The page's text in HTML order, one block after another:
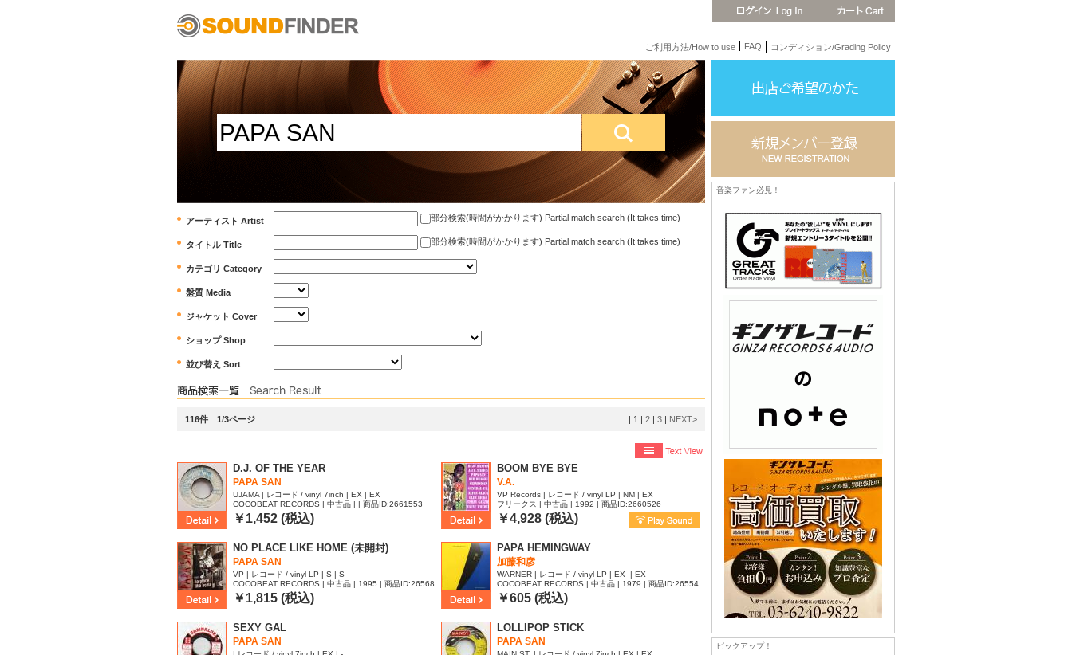
ご利用方法/How to use FAQ コンディション/Grading Policy
アーティスト Artist 部分検索(時間がかかります) Partial match search (It takes time)
タイトル Title 部分検索(時間がかかります) Partial match search (It takes time)
カテゴリ Category
盤質 Media
ジャケット Cover
ショップ Shop
並び替え Sort
116件 1/3ページ | 1 | 2 | 3 | NEXT>
D.J. OF THE YEAR
PAPA SAN
UJAMA | レコード / vinyl 7inch | EX | EX
COCOBEAT RECORDS | 中古品 | | 商品ID:2661553
￥1,452 (税込)
BOOM BYE BYE
V.A.
VP Records | レコード / vinyl LP | NM | EX
フリークス | 中古品 | 1992 | 商品ID:2660526
￥4,928 (税込)
NO PLACE LIKE HOME (未開封)
PAPA SAN
VP | レコード / vinyl LP | S | S
COCOBEAT RECORDS | 中古品 | 1995 | 商品ID:26568
29
￥1,815 (税込)
PAPA HEMINGWAY
加藤和彦
WARNER | レコード / vinyl LP | EX- | EX
COCOBEAT RECORDS | 中古品 | 1979 | 商品ID:26554
45
￥605 (税込)
SEXY GAL
PAPA SAN
LOLLIPOP STICK
PAPA SAN
音楽ファン必見！
ピックアップ！